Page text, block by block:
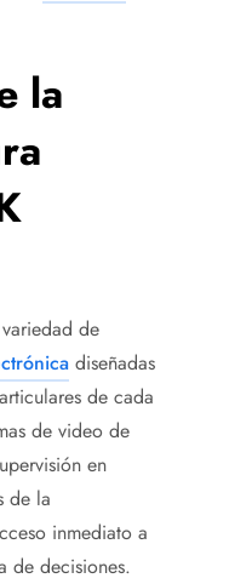
la
de
diseñadas
de cada
de video de
en
de la
inmediato a
de decisiones.